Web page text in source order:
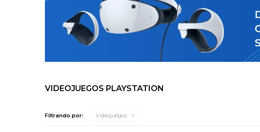
VIDEOJUEGOS PLAYSTATION
Filtrando por: Videojuegos